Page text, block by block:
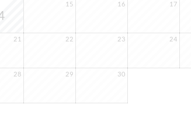
15 16 17
21 22 23 24
28 29 30